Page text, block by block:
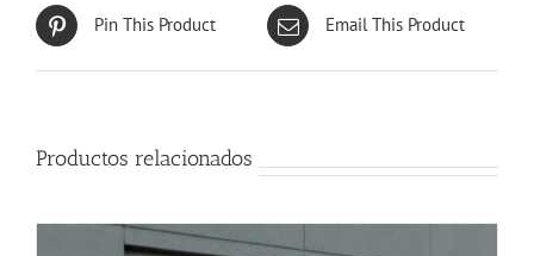
Pin This Product Email This Product
Productos relacionados